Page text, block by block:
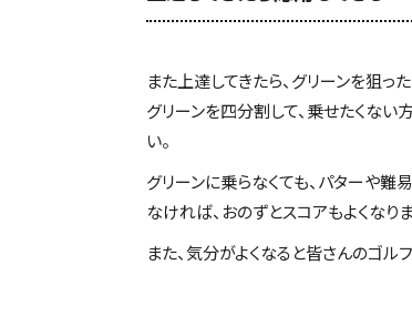
また上達してきたら、グリーンを狙っ
グリーンを四分割して、乗せたくな
い。
グリーンに乗らなくても、パターや
なければ、おのずとスコアもよくなり
また、気分がよくなると皆さんのゴル